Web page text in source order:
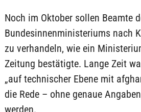
Noch im Oktober sollen Beamte
Bundesinnenministeriums nach
zu verhandeln, wie ein
Zeitung bestätigte. Lange Zeit
„auf technischer Ebene mit
die Rede – ohne genaue
werden.